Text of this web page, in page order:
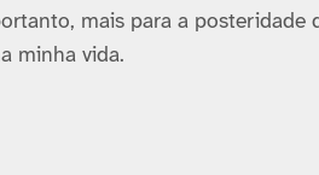
mais para a posteridade
minha vida.